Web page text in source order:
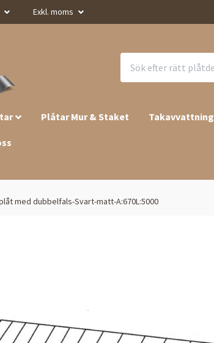
Exkl. moms
Plåtar Mur & Staket Takavvattning
med dubbelfals-Svart-matt-A:670L:5000